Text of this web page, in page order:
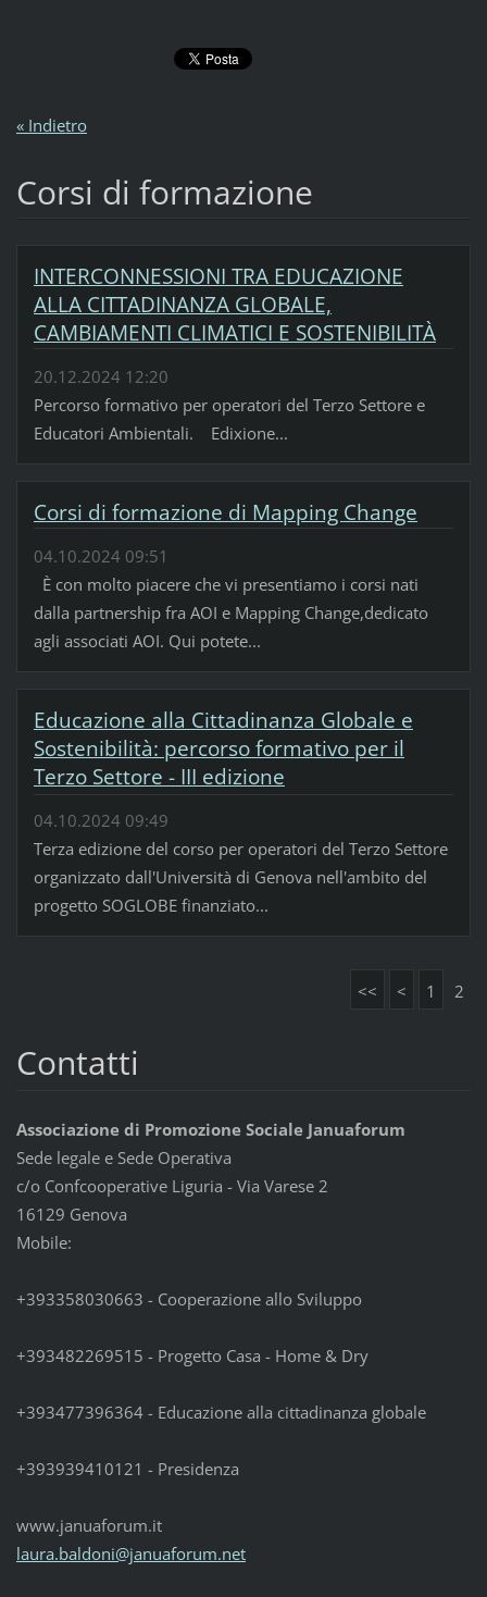
« Indietro
Corsi di formazione
INTERCONNESSIONI TRA EDUCAZIONE
ALLA CITTADINANZA GLOBALE,
CAMBIAMENTI CLIMATICI E SOSTENIBILITÀ
20.12.2024 12:20
Percorso formativo per operatori del Terzo Settore e
Educatori Ambientali. Edixione...
Corsi di formazione di Mapping Change
04.10.2024 09:51
È con molto piacere che vi presentiamo i corsi nati
dalla partnership fra AOI e Mapping Change,dedicato
agli associati AOI. Qui potete...
Educazione alla Cittadinanza Globale e
Sostenibilità: percorso formativo per il
Terzo Settore - III edizione
04.10.2024 09:49
Terza edizione del corso per operatori del Terzo Settore
organizzato dall'Università di Genova nell'ambito del
progetto SOGLOBE finanziato...
<< < 1 2
Contatti
Associazione di Promozione Sociale Januaforum
Sede legale e Sede Operativa
c/o Confcooperative Liguria - Via Varese 2
16129 Genova
Mobile:
+393358030663 - Cooperazione allo Sviluppo
+393482269515 - Progetto Casa - Home & Dry
+393477396364 - Educazione alla cittadinanza globale
+393939410121 - Presidenza
www.januaforum.it
laura.baldoni@januaforum.net